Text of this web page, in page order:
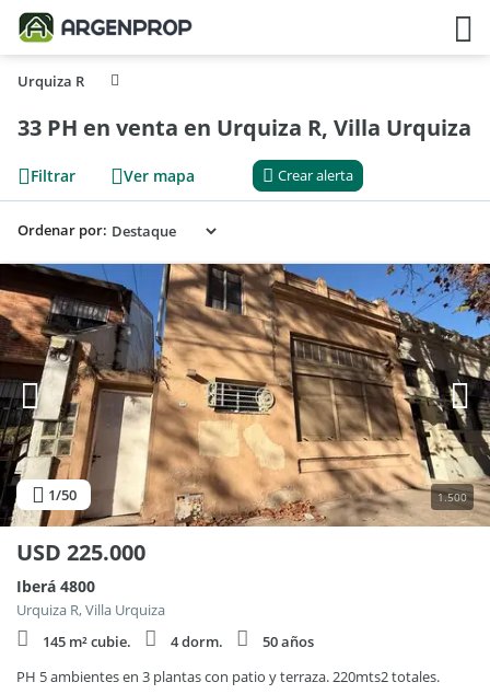
Urquiza R
33 PH en venta en Urquiza R, Villa Urquiza
Filtrar Ver mapa Crear alerta
Ordenar por:
1/50 1.500
USD 225.000
Iberá 4800
Urquiza R, Villa Urquiza
145 m² cubie.
4 dorm.
50 años
PH 5 ambientes en 3 plantas con patio y terraza. 220mts2 totales.